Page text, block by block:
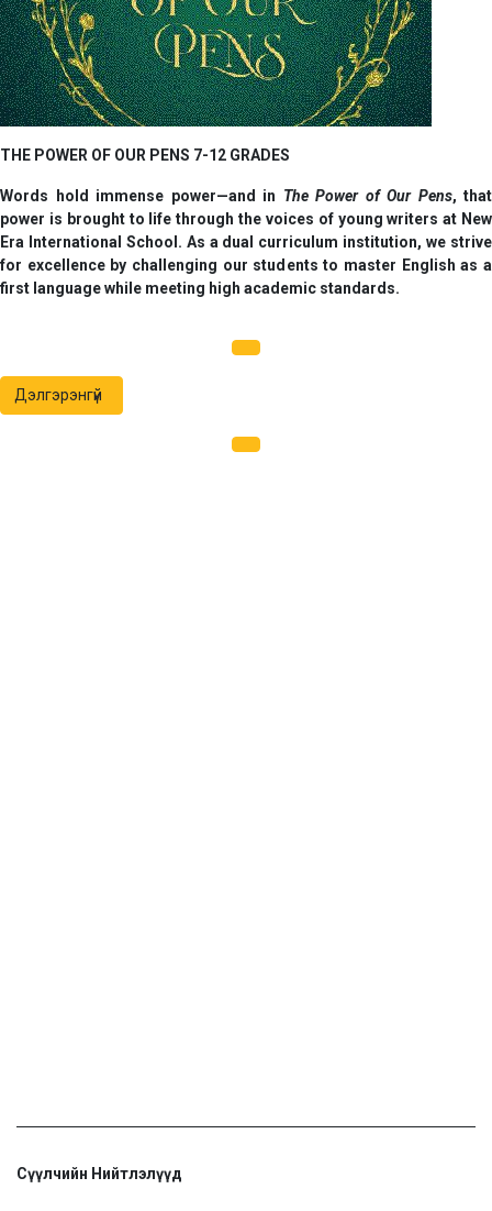
THE POWER OF OUR PENS 7-12 GRADES
Words hold immense power—and in The Power of Our Pens, that
power is brought to life through the voices of young writers at New
Era International School . As a dual curriculum institution, we strive
for excellence by challenging our students to master English as a
first language while meeting high academic standards.
Дэлгэрэнгүй
Сүүлчийн Нийтлэлүүд